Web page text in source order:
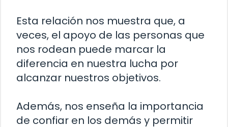
Esta relación nos muestra que, a
veces, el apoyo de las personas que
nos rodean puede marcar la
diferencia en nuestra lucha por
alcanzar nuestros objetivos.
Además, nos enseña la importancia
de confiar en los demás y permitir